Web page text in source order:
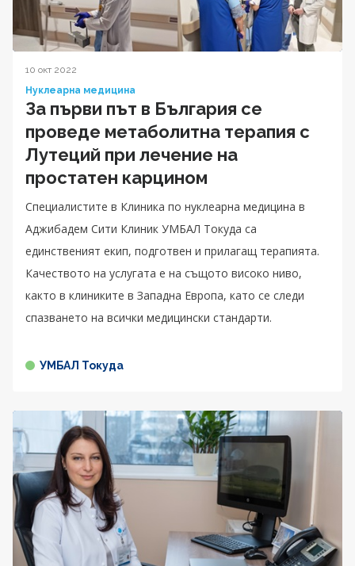
10 окт 2022
Нуклеарна медицина
За първи път в България се
проведе метаболитна терапия с
Лутеций при лечение на
простатен карцином
Специалистите в Клиника по нуклеарна медицина в
Аджибадем Сити Клиник УМБАЛ Токуда са
единственият екип, подготвен и прилагащ терапията.
Качеството на услугата е на същото високо ниво,
както в клиниките в Западна Европа, като се следи
спазването на всички медицински стандарти.
УМБАЛ Токуда